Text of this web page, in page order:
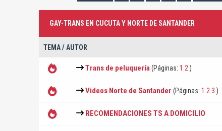
GAY-TRANS EN CUCUTA Y NORTE DE SANTANDER
TEMA/AUTOR
Trans de peluquería (Páginas: 1 2 )
Videos Norte de Santander (Páginas: 1 2 3 )
RECOMENDACIONES TS A DOMICILIO